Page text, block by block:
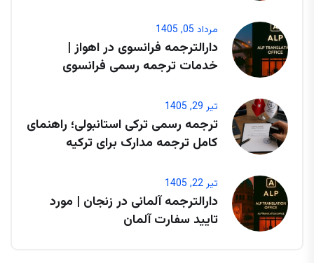
مرداد 05, 1405
دارالترجمه فرانسوی در اهواز |
خدمات ترجمه رسمی فرانسوی
تیر 29, 1405
ترجمه رسمی ترکی استانبولی؛ راهنمای
کامل ترجمه مدارک برای ترکیه
تیر 22, 1405
دارالترجمه آلمانی در زنجان | مورد
تایید سفارت آلمان